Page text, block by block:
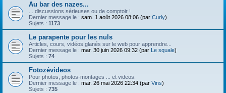
Au bar des nazes...
... discussions sérieuses ou de comptoir !
Dernier message le : sam. 1 août 2026 08:06 (par Curly)
Sujets : 1173
Le parapente pour les nuls
Articles, cours, vidéos glanés sur le web pour apprendre...
Dernier message le : mar. 30 juin 2026 09:32 (par Le squale)
Sujets : 74
Fotozévideos
Pour photos, photos-montages ... et videos.
Dernier message le : mar. 26 mai 2026 22:34 (par Vins)
Sujets : 735